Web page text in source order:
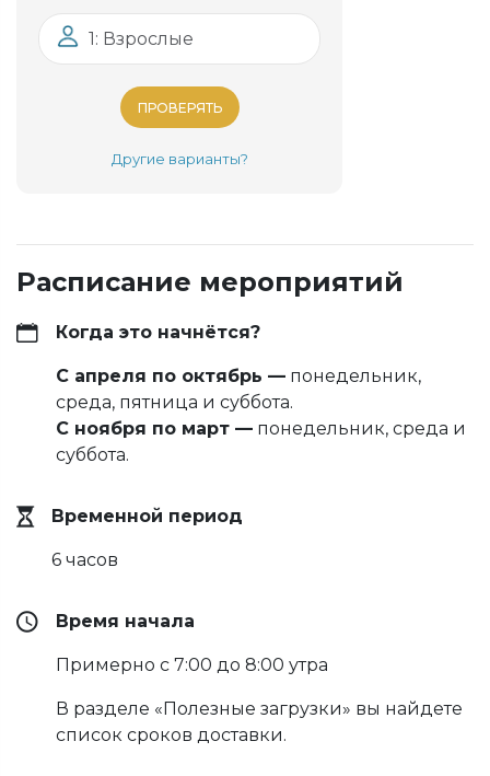
1: Взрослые
ПРОВЕРЯТЬ
Другие варианты?
Расписание мероприятий
Когда это начнётся?
С апреля по октябрь — понедельник,
среда, пятница и суббота.
С ноября по март — понедельник, среда и
суббота.
Временной период
6 часов
Время начала
Примерно с 7:00 до 8:00 утра
В разделе «Полезные загрузки» вы найдете
список сроков доставки.